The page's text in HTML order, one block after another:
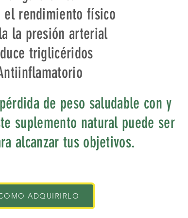
de peso saludable con y
suplemento natural puede ser
alcanzar tus objetivos.
el rendimiento físico
la presión arterial
triglicéridos
ADQUIRIRLO